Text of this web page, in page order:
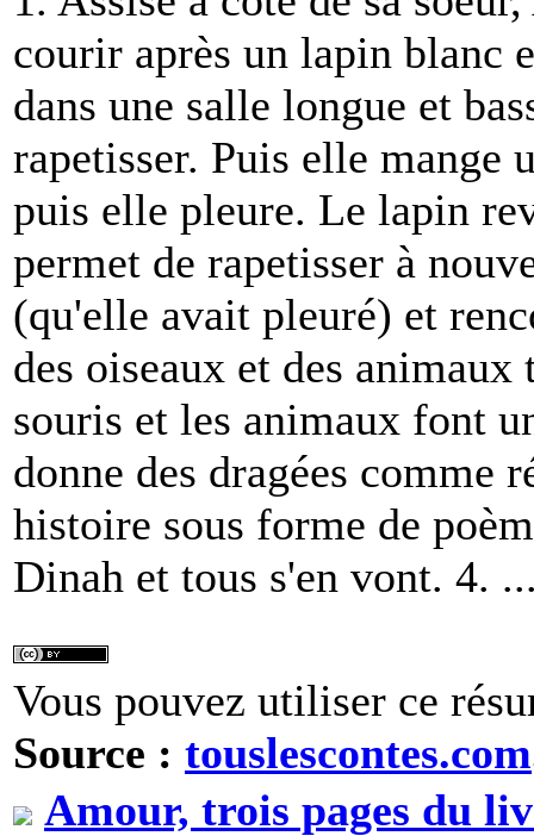
courir après un lapin blanc
dans une salle longue et
rapetisser. Puis elle mange
puis elle pleure. Le lapin
permet de rapetisser à
(qu'elle avait pleuré) et
des oiseaux et des
souris et les animaux font
donne des dragées comme
histoire sous forme de
Dinah et tous s'en vont. 4.
Vous pouvez utiliser ce
Source : touslescontes.com
Amour, trois pages du